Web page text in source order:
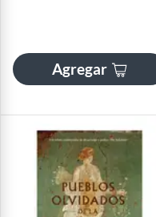
Agregar